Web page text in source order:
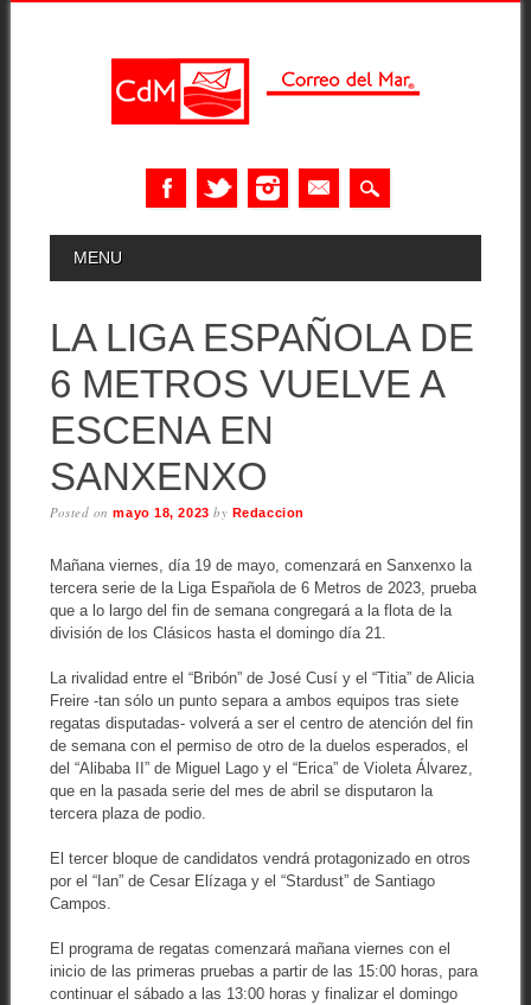
MAIN MENU
MENU
LA LIGA ESPAÑOLA DE
6 METROS VUELVE A
ESCENA EN
SANXENXO
Posted onmayo 18, 2023 by Redaccion
Mañana viernes, día 19 de mayo, comenzará en Sanxenxo la
tercera serie de la Liga Española de 6 Metros de 2023, prueba
que a lo largo del fin de semana congregará a la flota de la
división de los Clásicos hasta el domingo día 21.
La rivalidad entre el “Bribón” de José Cusí y el “Titia” de Alicia
Freire -tan sólo un punto separa a ambos equipos tras siete
regatas disputadas- volverá a ser el centro de atención del fin
de semana con el permiso de otro de la duelos esperados, el
del “Alibaba II” de Miguel Lago y el “Erica” de Violeta Álvarez,
que en la pasada serie del mes de abril se disputaron la
tercera plaza de podio.
El tercer bloque de candidatos vendrá protagonizado en otros
por el “Ian” de Cesar Elízaga y el “Stardust” de Santiago
Campos.
El programa de regatas comenzará mañana viernes con el
inicio de las primeras pruebas a partir de las 15:00 horas, para
continuar el sábado a las 13:00 horas y finalizar el domingo